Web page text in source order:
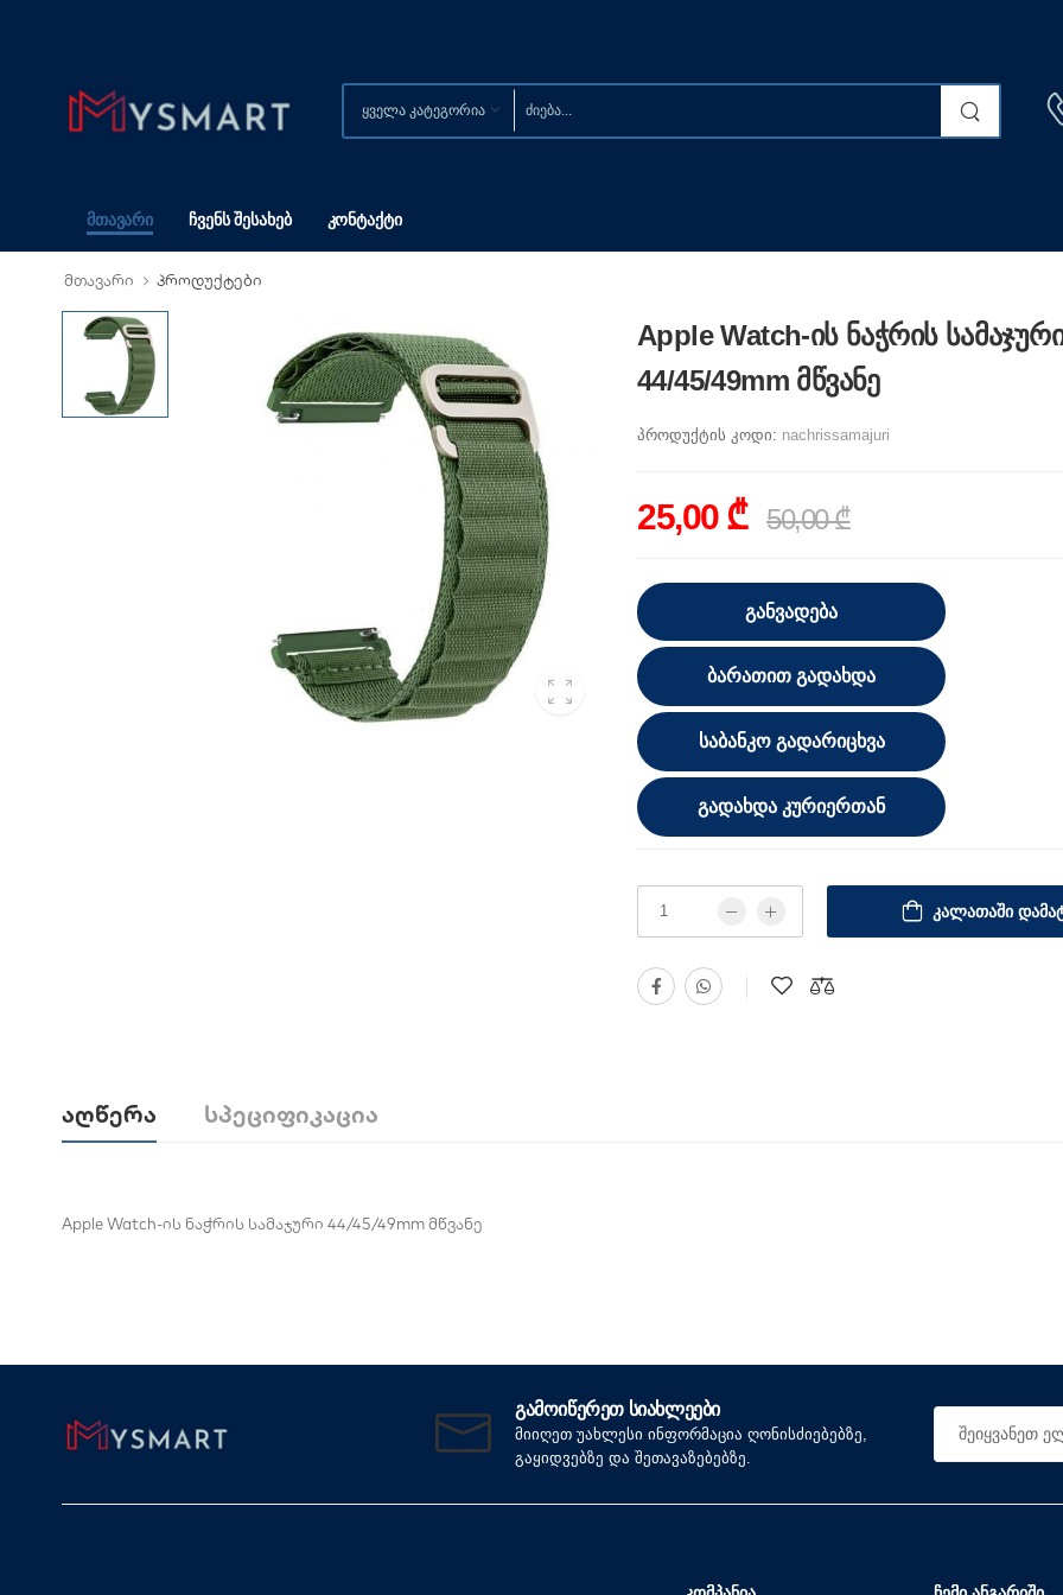
Მთავარი Ჩვენს Შესახებ Კონტაქტი
მთავარი პროდუქტები
Apple Watch-ის ნაჭრის სამაჯური
44/45/49mm მწვანე
პროდუქტის კოდი: nachrissamajuri
25,00 ₾ 50,00 ₾
ᲒᲐᲜᲕᲐᲓᲔᲑᲐ
ᲑᲐᲠᲐᲗᲘᲗ ᲒᲐᲓᲐᲮᲓᲐ
ᲡᲐᲑᲐᲜᲙᲝ ᲒᲐᲓᲐᲠᲘᲪᲮᲕᲐ
ᲒᲐᲓᲐᲮᲓᲐ ᲙᲣᲠᲘᲔᲠᲗᲐᲜ
ᲙᲐᲚᲐᲗᲐᲨᲘ
Აღწერა Სპეციფიკაცია
Apple Watch-ის ნაჭრის სამაჯური 44/45/49mm მწვანე
ᲒᲐᲛᲝᲘᲬᲔᲠᲔᲗ ᲡᲘᲐᲮᲚᲔᲔᲑᲘ
მიიღეთ უახლესი ინფორმაცია ღონისძიებებზე,
გაყიდვებზე და შეთავაზებებზე.